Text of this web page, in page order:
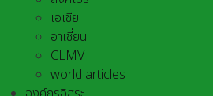
เอเชีย
อาเชี่ยน
CLMV
world articles